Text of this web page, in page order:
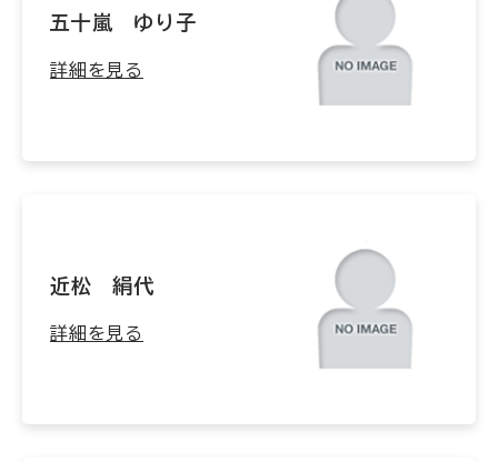
五十嵐 ゆり子
詳細を見る
近松 絹代
詳細を見る